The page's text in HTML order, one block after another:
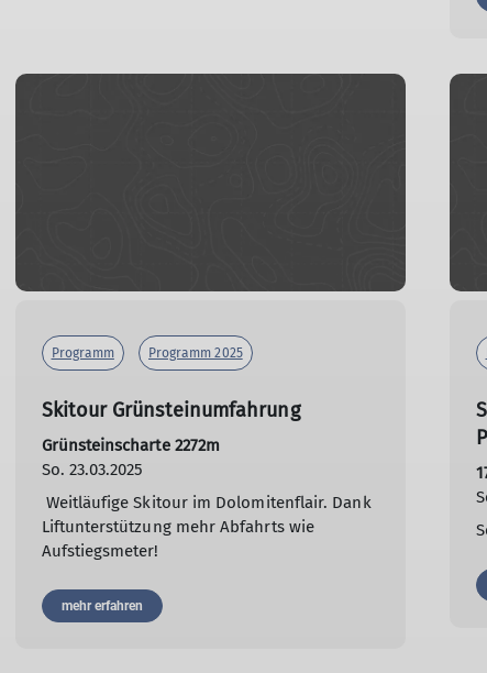
Programm Programm 2025
Skitour Grünsteinumfahrung
Grünsteinscharte 2272m
So. 23.03.2025
Weitläufige Skitour im Dolomitenflair. Dank
Liftunterstützung mehr Abfahrts wie
Aufstiegsmeter!
mehr erfahren